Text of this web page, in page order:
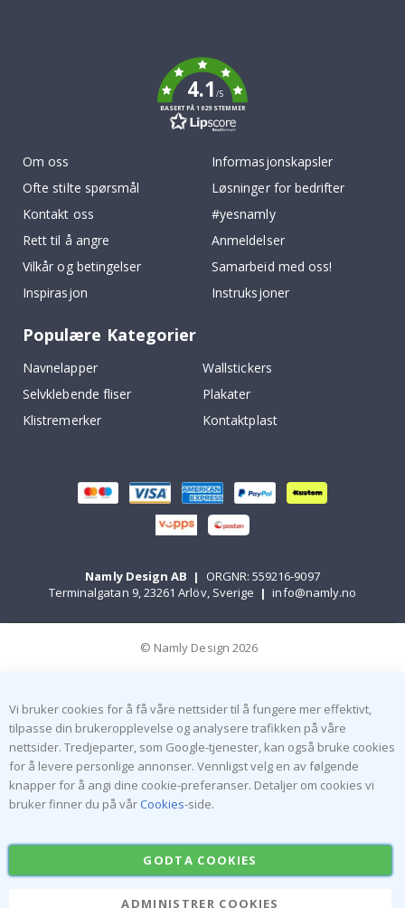
4.1/5
BASERT PÅ 1029 STEMMER
Om oss
Ofte stilte spørsmål
Kontakt oss
Rett til å angre
Vilkår og betingelser
Inspirasjon
Informasjonskapsler
Løsninger for bedrifter
#yesnamly
Anmeldelser
Samarbeid med oss!
Instruksjoner
Populære Kategorier
Navnelapper
Wallstickers
Selvklebende fliser
Plakater
Klistremerker
Kontaktplast
Namly Design AB |
ORGNR: 559216-9097
Terminalgatan 9, 23261 Arlöv, Sverige | info@namly.no
© Namly Design 2026
Vi bruker cookies for å få våre nettsider til å fungere mer effektivt,
tilpasse din brukeropplevelse og analysere trafikken på våre
nettsider. Tredjeparter, som Google-tjenester, kan også bruke cookies
for å levere personlige annonser. Vennligst velg en av følgende
knapper for å angi dine cookie-preferanser. Detaljer om cookies vi
bruker finner du på vår Cookies-side.
GODTA COOKIES
ADMINISTRER COOKIES